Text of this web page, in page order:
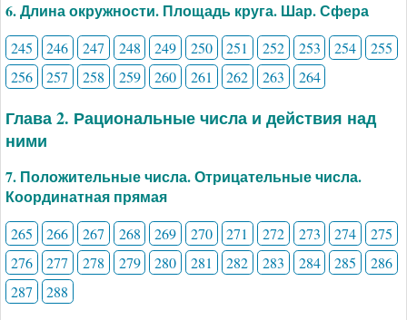
6. Длина окружности. Площадь круга. Шар. Сфера
245 246 247 248 249 250 251 252 253 254
255
256
257 258 259 260 261 262 263 264
Глава 2. Рациональные числа и действия над
ними
7. Положительные числа. Отрицательные числа.
Координатная прямая
265 266 267 268 269 270 271 272 273 274
275
276
277 278 279 280 281 282 283 284 285
286
287
288